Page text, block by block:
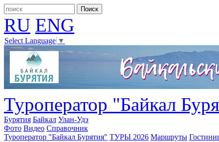
RU ENG
Select Language ▼
Туроператор "Байкал
Бурятия Байкал Улан-Удэ
Фото Видео Справочник
Туроператор "Байкал Бурятия" ТУРЫ 2026 Маршруты